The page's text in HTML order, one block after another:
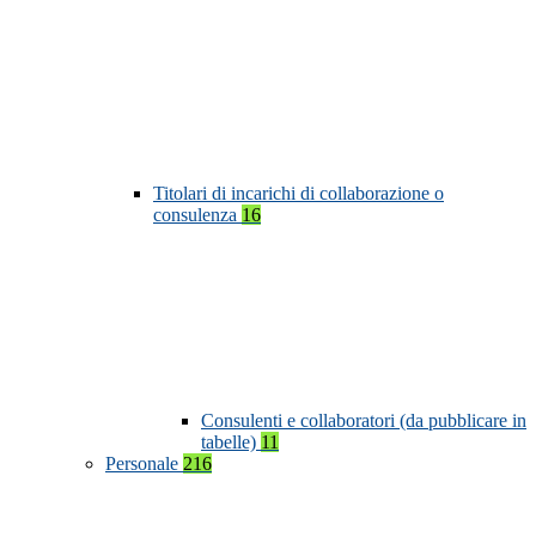
Titolari di incarichi di collaborazione o
consulenza 16
Consulenti e collaboratori (da pubblicare in
tabelle) 11
Personale 216